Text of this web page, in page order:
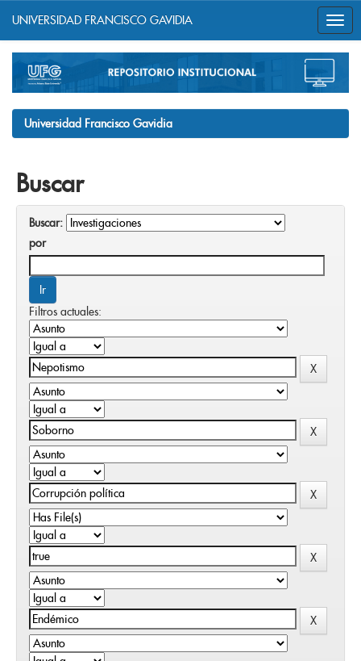
navigation
UNIVERSIDAD FRANCISCO GAVIDIA
Universidad Francisco Gavidia
Buscar
Buscar:
por
Filtros actuales: